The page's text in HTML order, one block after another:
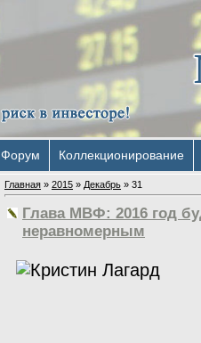
Форум Коллекционирование
Главная » 2015 » Декабрь » 31
Глава МВФ: 2016 год
неравномерным